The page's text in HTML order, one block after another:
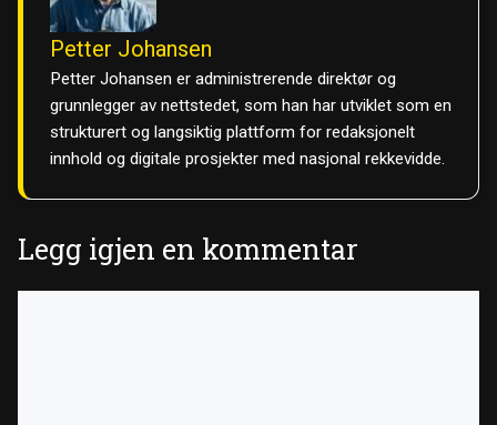
Petter Johansen
Petter Johansen er administrerende direktør og
grunnlegger av nettstedet, som han har utviklet som en
strukturert og langsiktig plattform for redaksjonelt
innhold og digitale prosjekter med nasjonal rekkevidde.
Legg igjen en kommentar